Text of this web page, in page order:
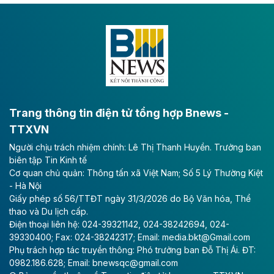
Đông A dài khoảng 25,1 km được kỳ vọng sẽ tạo động
lực phát triển kinh tế - xã hội khu vực phía Nam đồng
Long Thành
Tổng công ty Cảng hàng không Việt Nam - CTCP
(ACV) vừa lập kỷ lục mới về lợi nhuận trong quý
II/2026.
Theo baodautu.vn
Vinaconex lập đỉnh doanh thu
Tổng CTCP Xuất nhập khẩu và Xây dựng Việt Nam
(Vinaconex) đã khép lại nửa đầu năm với doanh thu
thuần gần 7.268 tỷ đồng, tăng 4% so với cùng kỳ và
cũng là mức cao nhất lịch sử hoạt động của doanh
Trang thông tin điện tử tổng hợp Bnews -
TTXVN
Người chịu trách nhiệm chính: Lê Thị Thanh Huyền. Trưởng ban
biên tập Tin Kinh tế
Cơ quan chủ quản: Thông tấn xã Việt Nam; Số 5 Lý Thường Kiệt
- Hà Nội
Giấy phép số 56/TTĐT ngày 31/3/2026 do Bộ Văn hóa, Thể
thao và Du lịch cấp.
Điện thoại liên hệ: 024-39321142, 024-38242694, 024-
39330400; Fax: 024-38242317; Email: media.bkt@Gmail.com
Phụ trách hợp tác truyền thông: Phó trưởng ban Đỗ Thị Ái. ĐT:
0982.186.628; Email: bnewsqc@gmail.com